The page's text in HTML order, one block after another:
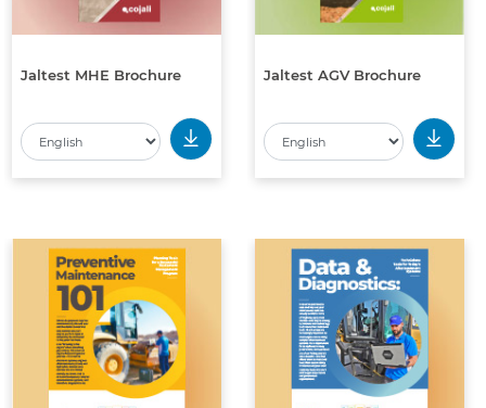
Jaltest MHE Brochure Jaltest AGV Brochure